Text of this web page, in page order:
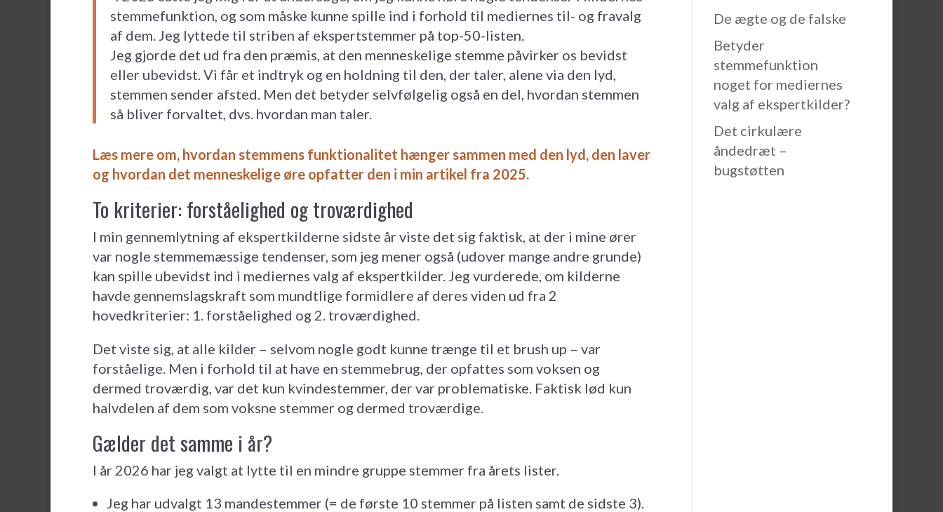
stemmefunktion, og som måske kunne spille ind i forhold til mediernes til- og fravalg
af dem. Jeg lyttede til striben af ekspertstemmer på top-50-listen.
Jeg gjorde det ud fra den præmis, at den menneskelige stemme påvirker os bevidst
eller ubevidst. Vi får et indtryk og en holdning til den, der taler, alene via den lyd,
stemmen sender afsted. Men det betyder selvfølgelig også en del, hvordan stemmen
så bliver forvaltet, dvs. hvordan man taler.
Læs mere om, hvordan stemmens funktionalitet hænger sammen med den lyd, den laver
og hvordan det menneskelige øre opfatter den i min artikel fra 2025.
To kriterier: forståelighed og troværdighed
I min gennemlytning af ekspertkilderne sidste år viste det sig faktisk, at der i mine ører
var nogle stemmemæssige tendenser, som jeg mener også (udover mange andre grunde)
kan spille ubevidst ind i mediernes valg af ekspertkilder. Jeg vurderede, om kilderne
havde gennemslagskraft som mundtlige formidlere af deres viden ud fra 2
hovedkriterier: 1. forståelighed og 2. troværdighed.
Det viste sig, at alle kilder – selvom nogle godt kunne trænge til et brush up – var
forståelige. Men i forhold til at have en stemmebrug, der opfattes som voksen og
dermed troværdig, var det kun kvindestemmer, der var problematiske. Faktisk lød kun
halvdelen af dem som voksne stemmer og dermed troværdige.
Gælder det samme i år?
I år 2026 har jeg valgt at lytte til en mindre gruppe stemmer fra årets lister.
Jeg har udvalgt 13 mandestemmer (= de første 10 stemmer på listen samt de sidste 3).
De ægte og de falske
Betyder
stemmefunktion
noget for mediernes
valg af ekspertkilder?
Det cirkulære
åndedræt –
bugstøtten